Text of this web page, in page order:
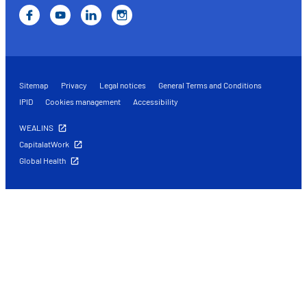
Sitemap Privacy Legal notices
General Terms and Conditions
IPID
Cookies management Accessibility
WEALINS
CapitalatWork
Global Health